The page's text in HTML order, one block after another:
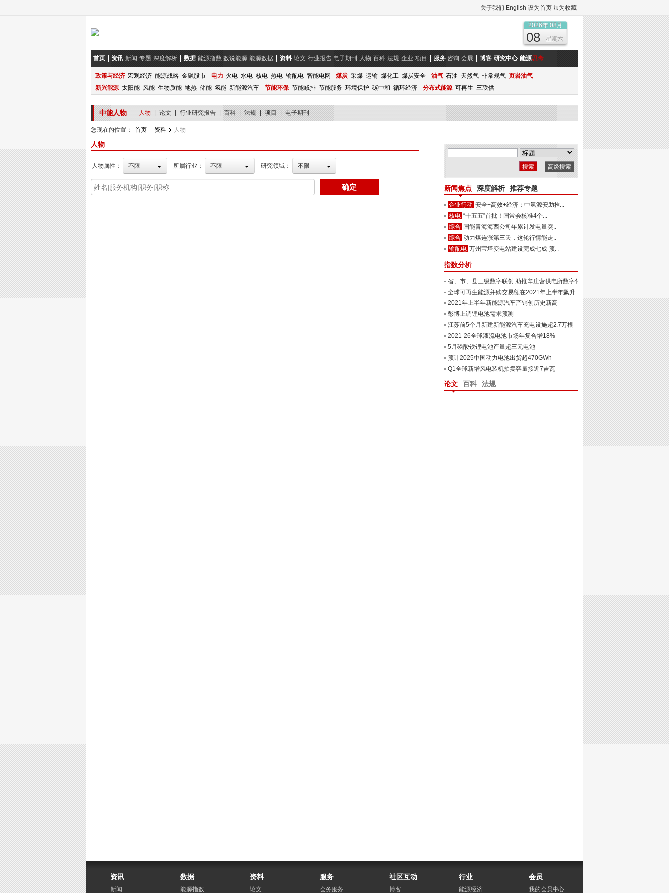
关于我们 English 设为首页 加为收藏
2026年 08月
08 星期六
首页 资讯 新闻 专题 深度解析 数据 能源指数 数说能源 能源数据 资料 论文 行业报告 电子期刊 人物 百科 法规 企业 项目 服务 咨询 会展 博客 研究中心 能源思考
政策与经济 宏观经济 能源战略 金融股市 电力 火电 水电 核电 热电 输配电 智能电网 煤炭 采煤 运输 煤化工 煤炭安全 油气 石油 天然气 非常规气 页岩油气
新兴能源 太阳能 风能 生物质能 地热 储能 氢能 新能源汽车 节能环保 节能减排 节能服务 环境保护 碳中和 循环经济 分布式能源 可再生 三联供
中能人物 人物 | 论文 | 行业研究报告 | 百科 | 法规 | 项目 | 电子期刊
您现在的位置： 首页 资料 人物
高级搜索
新闻焦点 深度解析 推荐专题
企业行动 安全+高效+经济：中氢源安助推...
核电 “十五五”首批！国常会核准4个...
综合 国能青海海西公司年累计发电量突...
综合 动力煤连涨第三天，这轮行情能走...
输配电 万州宝塔变电站建设完成七成 预...
指数分析
省、市、县三级数字联创 助推辛庄营供电所数字化示范...
全球可再生能源并购交易额在2021年上半年飙升
2021年上半年新能源汽车产销创历史新高
彭博上调锂电池需求预测
江苏​前5个月新建新能源汽车充电设施超2.7万根
2021-26全球液流电池市场年复合增18%
5月磷酸铁锂电池产量超三元电池
预计2025中国动力电池出货超470GWh
Q1全球新增风电装机拍卖容量接近7吉瓦
论文 百科 法规
人物
人物属性： 不限 所属行业： 不限 研究领域： 不限
资讯
新闻
数据
能源指数
资料
论文
服务
会务服务
社区互动
博客
行业
能源经济
会员
我的会员中心